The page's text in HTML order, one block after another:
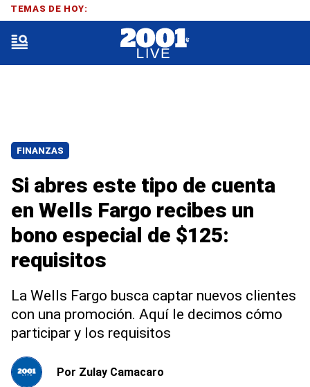
FINANZAS
Si abres este tipo de cuenta
en Wells Fargo recibes un
bono especial de $125:
requisitos
La Wells Fargo busca captar nuevos clientes
con una promoción. Aquí le decimos cómo
participar y los requisitos
Por Zulay Camacaro
TEMAS DE HOY: